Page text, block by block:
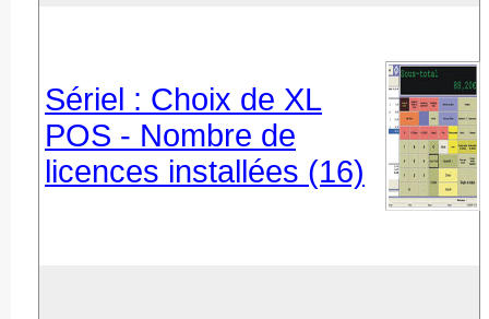
Sériel : Choix de XL
POS - Nombre de
licences installées (16)